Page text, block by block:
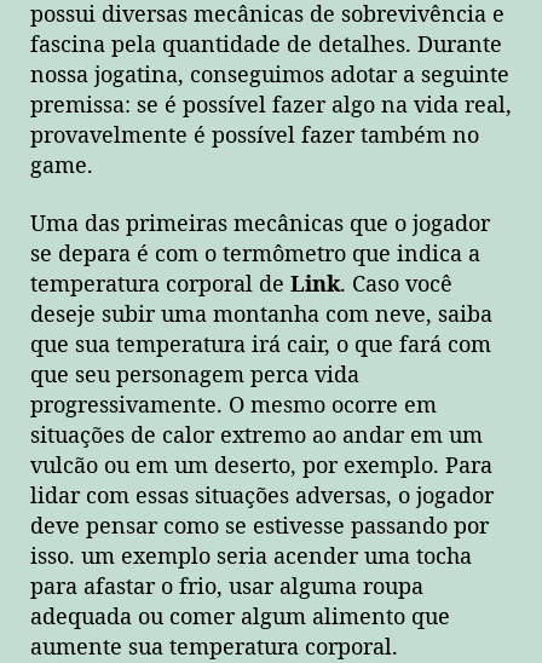
possui diversas mecânicas de sobrevivência e
fascina pela quantidade de detalhes. Durante
nossa jogatina, conseguimos adotar a seguinte
premissa: se é possível fazer algo na vida real,
provavelmente é possível fazer também no
game.
Uma das primeiras mecânicas que o jogador
se depara é com o termômetro que indica a
temperatura corporal de Link. Caso você
deseje subir uma montanha com neve, saiba
que sua temperatura irá cair, o que fará com
que seu personagem perca vida
progressivamente. O mesmo ocorre em
situações de calor extremo ao andar em um
vulcão ou em um deserto, por exemplo. Para
lidar com essas situações adversas, o jogador
deve pensar como se estivesse passando por
isso. um exemplo seria acender uma tocha
para afastar o frio, usar alguma roupa
adequada ou comer algum alimento que
aumente sua temperatura corporal.